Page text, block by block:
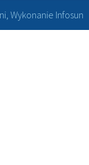
Wykonanie Infosun